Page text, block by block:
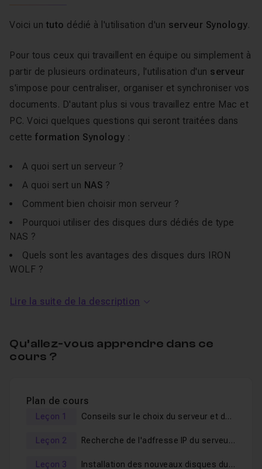
Voici un tuto dédié à l'utilisation d'un serveur Synology.
Pour tous ceux qui travaillent en équipe ou simplement à
partir de plusieurs ordinateurs, l'utilisation d'un serveur
s'impose pour centraliser, organiser et synchroniser vos
documents. D'autant plus si vous travaillez entre Mac et
PC. Voici quelques questions qui seront traitées dans
cette formation Synology :
A quoi sert un serveur ?
A quoi sert un NAS ?
Comment bien choisir mon serveur ?
Pourquoi utiliser des disques durs dédiés de type
NAS ?
Quels sont les avantages des disques durs IRON
WOLF ?
Comment utiliser leDSMde Synology (Disk
Comment installer mon serveur enRAID1 et quels
sont les avantages d'une telle configuration ?
Comment utiliser mon serveur pour copier des
documents vers ou depuis mon serveur ?
Comment me connecter à mon serveur depuis mon
Lire la suite de la description
Qu’allez-vous apprendre dans ce
cours ?
Plan de cours
Leçon 1 Conseils sur le choix du serveur et des disques
Leçon 2 Recherche de l'adfresse IP du serveur à partir du routeur
Leçon 3 Installation des nouveaux disques durs